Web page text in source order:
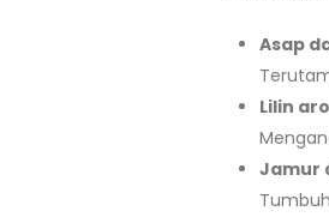
Asap
Lilin
Jamur